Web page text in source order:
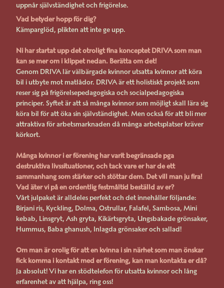
uppnår självständighet och frigörelse.
Vad betyder hopp för dig?
Kämparglöd, plikten att inte ge upp.
Ni har startat upp det otroligt fina konceptet DRIVA som man
kan se mer om i klippet nedan. Berätta om det!
Genom DRIVA lär välbärgade kvinnor utsatta kvinnor att köra
bil i utbyte mot matlådor. DRIVA är ett holistiskt projekt som
reser sig på frigörelsepedagogiska och socialpedagogiska
principer. Syftet är att så många kvinnor som möjligt skall lära sig
köra bil för att öka sin självständighet. Men också för att bli mer
attraktiva för arbetsmarknaden då många arbetsplatser kräver
körkort.
Många kvinnor i er förening har varit begränsade pga
destruktiva livssituationer, och tack vare er har de ett
sammanhang som stärker och stöttar dem. Det vill man ju fira!
Vad äter vi på en ordentlig festmåltid beställd av er?
Vårt julpaket är alldeles perfekt och det innehåller följande:
Birjani ris, Kyckling, Dolma, Ostrullar, Falafel, Sambosa, Mini
kebab, Linsgryt, Ash gryta, Kikärtsgryta, Ungsbakade grönsaker,
Hummus, Baba ghanush, Inlagda grönsaker och sallad!
Om man är orolig för att en kvinna i sin närhet som man önskar
fick komma i kontakt med er förening, kan man kontakta er då?
Ja absolut! Vi har en stödtelefon för utsatta kvinnor och lång
erfarenhet av att hjälpa, ring oss!